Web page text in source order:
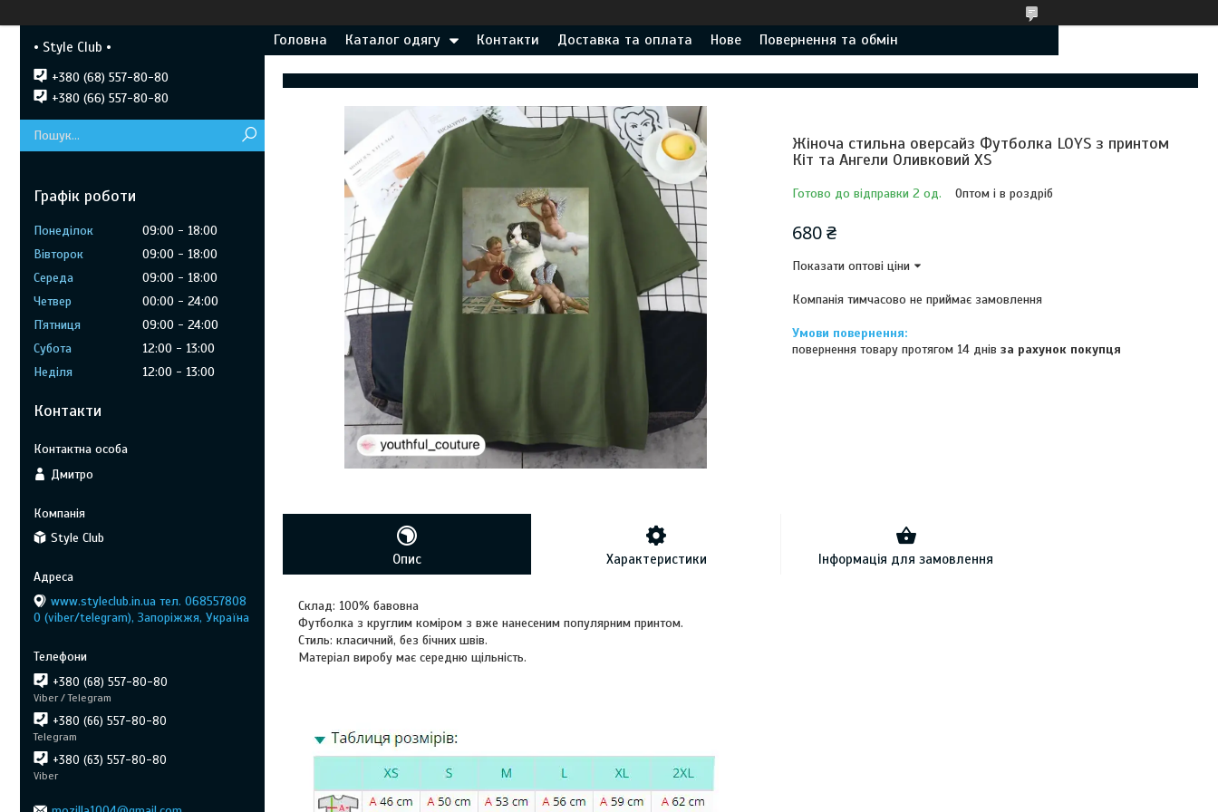
Головна Каталог одягу Контакти Доставка та оплата Нове Повернення та обмін
Жіноча стильна оверсайз Футболка LOYS з принтом
Кіт та Ангели Оливковий XS
Готово до відправки 2 од. Оптом і в роздріб
680 ₴
Показати оптові ціни
Компанія тимчасово не приймає замовлення
повернення товару протягом 14 днівза рахунок покупця
Опис Характеристики Інформація для замовлення
Склад: 100% бавовна
Футболка з круглим коміром з вже нанесеним популярним принтом.
Стиль: класичний, без бічних швів.
Матеріал виробу має середню щільність.
• Style Club •
+380 (68) 557-80-80
+380 (66) 557-80-80
Графік роботи
Понеділок 09:00
18:00
Вівторок
09:00
18:00
Середа
09:00
18:00
Четвер
00:00
24:00
Пʼятниця
09:00
24:00
Субота
12:00
13:00
Неділя
12:00 13:00
Контакти
Дмитро
Style Club
www.styleclub.in.ua тел. 068557808
0 (viber/telegram), Запоріжжя, Україна
+380 (68) 557-80-80
Viber / Telegram
+380 (66) 557-80-80
Telegram
+380 (63) 557-80-80
Viber